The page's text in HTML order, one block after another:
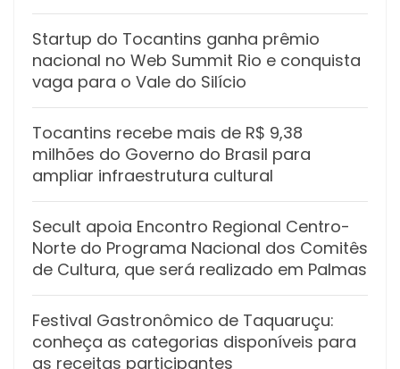
Startup do Tocantins ganha prêmio
nacional no Web Summit Rio e conquista
vaga para o Vale do Silício
Tocantins recebe mais de R$ 9,38
milhões do Governo do Brasil para
ampliar infraestrutura cultural
Secult apoia Encontro Regional Centro-
Norte do Programa Nacional dos Comitês
de Cultura, que será realizado em Palmas
Festival Gastronômico de Taquaruçu:
conheça as categorias disponíveis para
as receitas participantes